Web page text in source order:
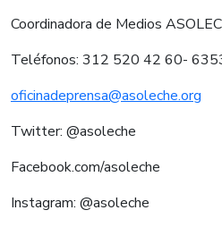
Coordinadora de Medios
Teléfonos: 312 520 42 60-
oficinadeprensa@asoleche.org
Twitter: @asoleche
Facebook.com/asoleche
Instagram: @asoleche